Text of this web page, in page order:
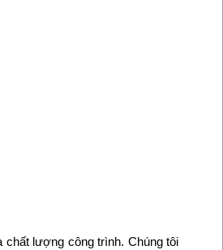
lượng công trình. Chúng tôi